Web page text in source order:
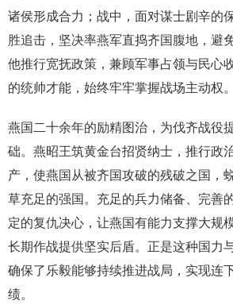
诸侯形成合力；战中，面对谋士剧辛的
胜追击，坚决率燕军直捣齐国腹地，避
他推行宽抚政策，兼顾军事占领与民心
的统帅才能，始终牢牢掌握战场主动权。
燕国二十余年的励精图治，为伐齐战役
础。燕昭王筑黄金台招贤纳士，推行政
产，使燕国从被齐国攻破的残破之国，
草充足的强国。充足的兵力储备、完善
定的复仇决心，让燕国有能力支撑大规
长期作战提供坚实后盾。正是这种国力
确保了乐毅能够持续推进战局，实现连
绩。